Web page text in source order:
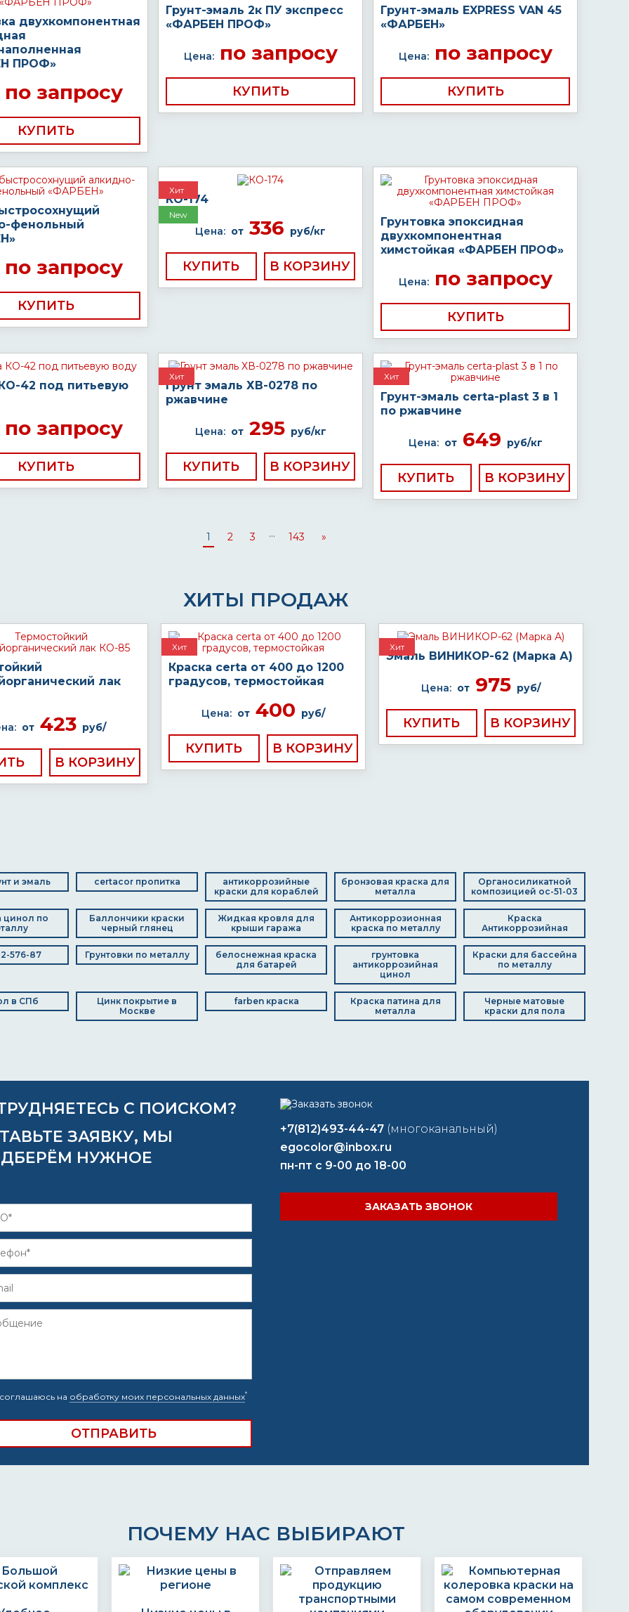
двухкомпонентная
ПРОФ»
запросу
КУПИТЬ
Грунт-эмаль 2к ПУ экспресс
«ФАРБЕН ПРОФ»
Цена:по запросу
КУПИТЬ
Грунт-эмаль EXPRESS VAN 45
«ФАРБЕН»
Цена:по запросу
КУПИТЬ
фенольный
запросу
КУПИТЬ
Хит
New
КО-174
Цена: от 336 руб/кг
КУПИТЬ
Грунтовка эпоксидная
двухкомпонентная
химстойкая «ФАРБЕН ПРОФ»
Цена:по запросу
КУПИТЬ
42 под питьевую
запросу
КУПИТЬ
Хит
Грунт эмаль ХВ-0278 по
ржавчине
Цена: от295 руб/кг
КУПИТЬ
Хит
Грунт-эмаль certa-plast 3 в 1
по ржавчине
Цена: от649 руб/кг
КУПИТЬ
1 2 3 ... 143 »
ХИТЫ ПРОДАЖ
лак
от423 руб/
Хит
Краска certa от 400 до 1200
градусов, термостойкая
Цена: от 400 руб/
КУПИТЬ
Хит
Эмаль ВИНИКОР-62 (Марка А)
Цена: от 975 руб/
КУПИТЬ
и эмаль certacor пропитка
антикоррозийные
краски для кораблей
бронзовая краска для
металла
Органосиликатной
композицией ос-51-03
цинол по
Баллончики краски
черный глянец
Жидкая кровля для
крыши гаража
Антикоррозионная
краска по металлу
Краска
Антикоррозийная
576-87 Грунтовки по металлу
белоснежная краска
для батарей
грунтовка
антикоррозийная
цинол
Краски для бассейна
по металлу
в СПб
Цинк покрытие в
Москве
farben краска
Краска патина для
металла
Черные матовые
краски для пола
С ПОИСКОМ?
ЗАЯВКУ, МЫ
НУЖНОЕ
на обработку моих персональных данных*
+7(812)493-44-47 (многоканальный)
egocolor@inbox.ru
пн-пт с 9-00 до 18-00
ЗАКАЗАТЬ ЗВОНОК
ПОЧЕМУ НАС ВЫБИРАЮТ